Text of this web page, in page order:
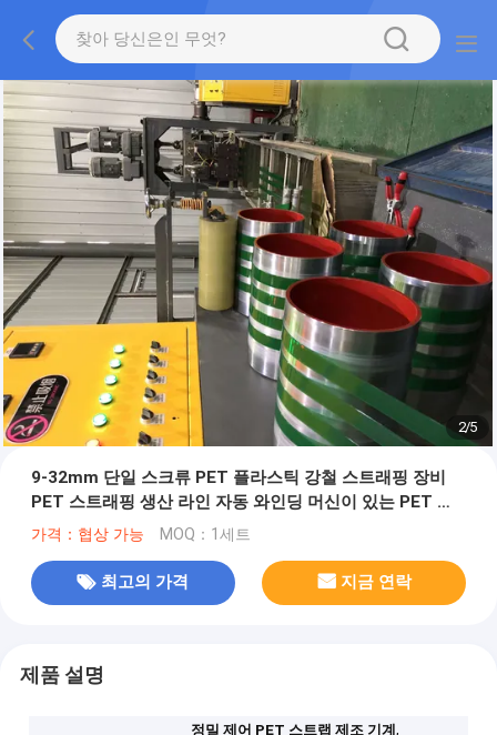
2/5
9-32mm 단일 스크류 PET 플라스틱 강철 스트래핑 장비
PET 스트래핑 생산 라인 자동 와인딩 머신이 있는 PET 포
장 스트랩
가격：협상 가능 MOQ：1세트
최고의 가격 지금 연락
제품 설명
정밀 제어 PET 스트랩 제조 기계,